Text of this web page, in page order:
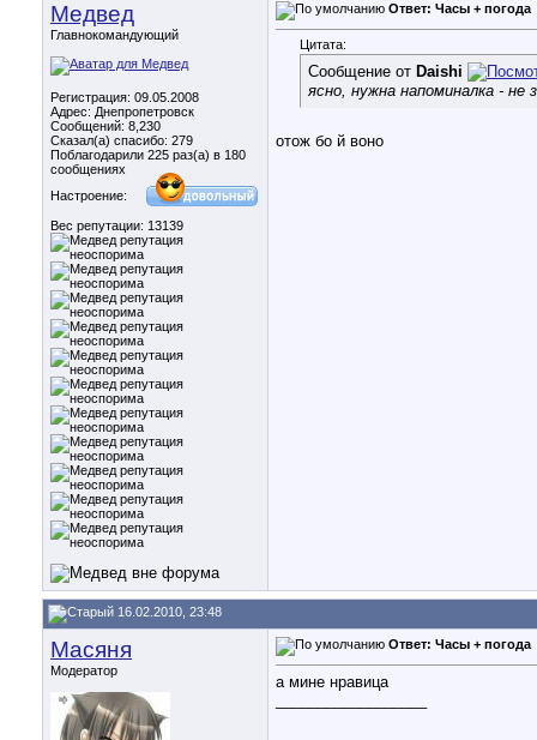
Медвед
Главнокомандующий
Регистрация: 09.05.2008
Адрес: Днепропетровск
Сообщений: 8,230
Сказал(а) спасибо: 279
Поблагодарили 225 раз(а) в 180
сообщениях
Настроение:
Вес репутации: 13139
Ответ: Часы + погода
Цитата:
Сообщение от Daishi
ясно, нужна напоминалка -
отож бо й воно
16.02.2010, 23:48
Масяня
Модератор
Ответ: Часы + погода
а мине нравица